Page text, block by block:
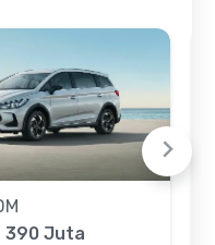
390 Juta